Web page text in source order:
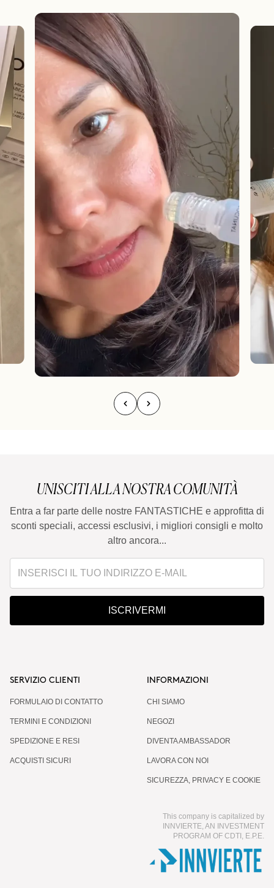
UNISCITI ALLA NOSTRA COMUNITÀ
Entra a far parte delle nostre FANTASTICHE e approfitta di
sconti speciali, accessi esclusivi, i migliori consigli e molto
altro ancora...
ISCRIVERMI
SERVIZIO CLIENTI
FORMULAIO DI CONTATTO
TERMINI E CONDIZIONI
SPEDIZIONE E RESI
ACQUISTI SICURI
INFORMAZIONI
CHI SIAMO
NEGOZI
DIVENTA AMBASSADOR
LAVORA CON NOI
SICUREZZA, PRIVACY E COOKIE
This company is capitalized by
INNVIERTE, AN INVESTMENT
PROGRAM OF CDTI, E.P.E.